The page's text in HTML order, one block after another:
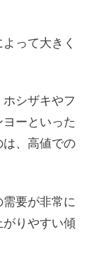
って大きく
シザキやフ
ーといった
、高値での
要が非常に
りやすい傾